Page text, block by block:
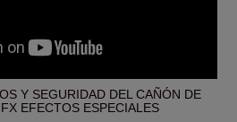
Y SEGURIDAD DEL CAÑÓN DE
EFECTOS ESPECIALES